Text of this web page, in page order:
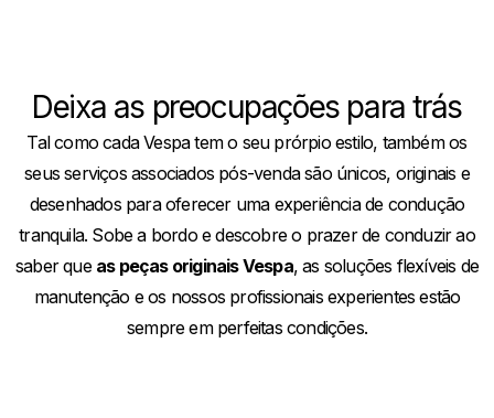
Deixa as preocupações para trás
Tal como cada Vespa tem o seu prórpio estilo, também os
seus serviços associados pós-venda são únicos, originais e
desenhados para oferecer uma experiência de condução
tranquila. Sobe a bordo e descobre o prazer de conduzir ao
saber que as peças originais Vespa, as soluções flexíveis de
manutenção e os nossos profissionais experientes estão
sempre em perfeitas condições.